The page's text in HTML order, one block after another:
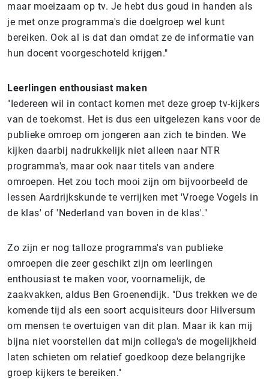
maar moeizaam op tv. Je hebt dus goud in handen als
je met onze programma's die doelgroep wel kunt
bereiken. Ook al is dat dan omdat ze de informatie van
hun docent voorgeschoteld krijgen."
Leerlingen enthousiast maken
"Iedereen wil in contact komen met deze groep tv-kijkers
van de toekomst. Het is dus een uitgelezen kans voor de
publieke omroep om jongeren aan zich te binden. We
kijken daarbij nadrukkelijk niet alleen naar NTR
programma's, maar ook naar titels van andere
omroepen. Het zou toch mooi zijn om bijvoorbeeld de
lessen Aardrijkskunde te verrijken met 'Vroege Vogels in
de klas' of 'Nederland van boven in de klas'."
Zo zijn er nog talloze programma's van publieke
omroepen die zeer geschikt zijn om leerlingen
enthousiast te maken voor, voornamelijk, de
zaakvakken, aldus Ben Groenendijk. "Dus trekken we de
komende tijd als een soort acquisiteurs door Hilversum
om mensen te overtuigen van dit plan. Maar ik kan mij
bijna niet voorstellen dat mijn collega's de mogelijkheid
laten schieten om relatief goedkoop deze belangrijke
groep kijkers te bereiken."